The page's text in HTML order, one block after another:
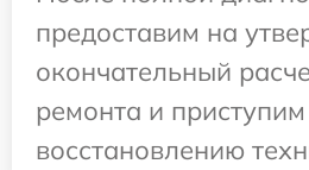
предоставим на
окончательный
ремонта и
восстановлению